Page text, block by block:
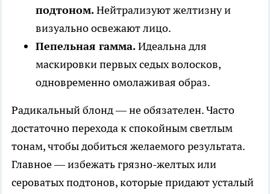
подтоном.Нейтрализуют желтизну и
визуально освежают лицо.
Пепельная гамма.Идеальна для
маскировки первых седых волосков,
одновременно омолаживая образ.
Радикальный блонд — не обязателен. Часто
достаточно перехода к спокойным светлым
тонам, чтобы добиться желаемого результата.
Главное — избежать грязно-желтых или
сероватых подтонов, которые придают усталый